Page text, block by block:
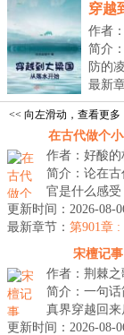
穿越
作者
简介
防的
轩...
最新
<< 向左滑动，查看更多
在古代做个
作者：好酸的
简介：论在
官是什么感
田/基建孟长
为保家产，自
装。又因殴打
更新时间：2026-08-
最新章节： 第901章 :
宋檀记事
作者：荆棘之
简介：一句
真界穿越回
家种地开直播
更新时间：2026-08-